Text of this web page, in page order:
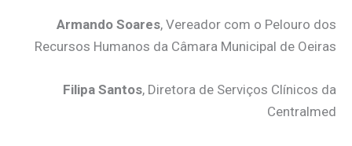
Armando Soares, Vereador com o Pelouro dos
Recursos Humanos da Câmara Municipal de Oeiras
Filipa Santos, Diretora de Serviços Clínicos da
Centralmed